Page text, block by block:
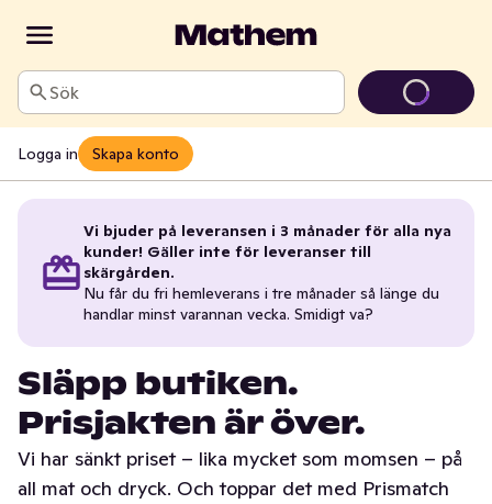
Sök
Logga in Skapa konto
Vi bjuder på leveransen i 3 månader för alla nya
kunder! Gäller inte för leveranser till
skärgården.
Nu får du fri hemleverans i tre månader så länge du
handlar minst varannan vecka. Smidigt va?
Släpp butiken.
Prisjakten är över.
Vi har sänkt priset – lika mycket som momsen – på
all mat och dryck. Och toppar det med Prismatch